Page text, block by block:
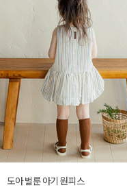
도아 벌룬 아기 원피스